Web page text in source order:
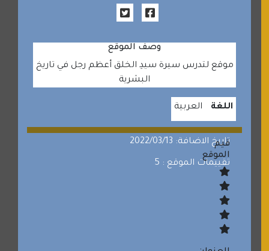
وصف الموقع
موقع لتدرس سيرة سيدِ الخلق أعظم رجل في تاريخ
البشرية
اللغة العربية
تاريخ الاضافة: 2022/03/13
تقييمات الموقع : 5
قيم
الموقع